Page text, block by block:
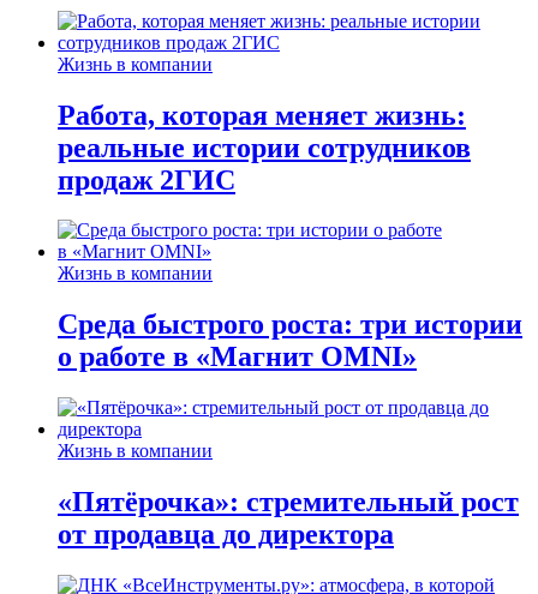
Жизнь в компании
Работа, которая меняет жизнь:
реальные истории сотрудников
продаж 2ГИС
Жизнь в компании
Среда быстрого роста: три истории
о работе в «Магнит OMNI»
Жизнь в компании
«Пятёрочка»: стремительный рост
от продавца до директора